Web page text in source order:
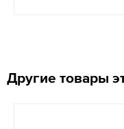
Другие товары